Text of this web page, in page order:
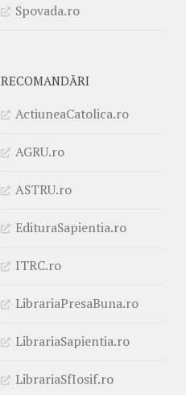
Spovada.ro
RECOMANDĂRI
ActiuneaCatolica.ro
AGRU.ro
ASTRU.ro
EdituraSapientia.ro
ITRC.ro
LibrariaPresaBuna.ro
LibrariaSapientia.ro
LibrariaSfIosif.ro